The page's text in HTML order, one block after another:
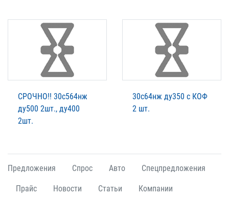
СРОЧНО!! 30с564нж
ду500 2шт., ду400
2шт.
30с64нж ду350 с КОФ
2 шт.
Предложения Спрос Авто Спецпредложения
Прайс Новости Статьи Компании